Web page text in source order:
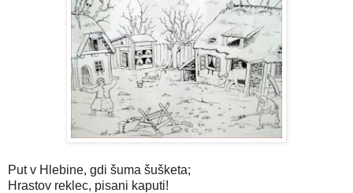
Put v Hlebine, gdi šuma šušketa;
Hrastov reklec, pisani kaputi!